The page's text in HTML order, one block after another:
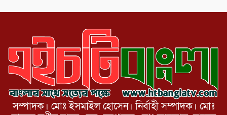
সম্পাদক। মোঃ ইসমাইল হোসেন। নির্বাহী সম্পাদক। মোঃ